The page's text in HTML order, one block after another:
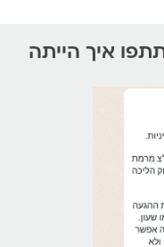
הייתה